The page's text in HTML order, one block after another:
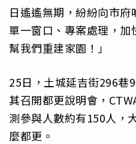
日遙遙無期，紛紛向市
單一窗口、專案處理，
幫我們重建家園！」
25日，土城延吉街296巷
其召開都更說明會，
測參與人數約有150人，
麼都更。